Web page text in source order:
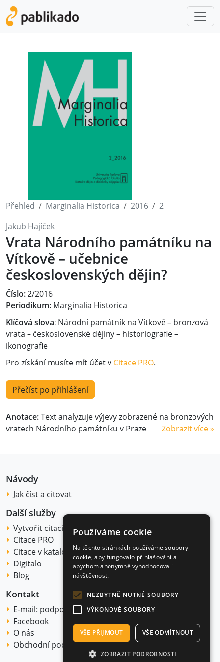
Přehled Marginalia Historica 2016
2
Jakub Hajíček
Vrata Národního památníku na
Vítkově – učebnice
československých dějin?
Číslo:2/2016
Periodikum: Marginalia Historica
Klíčová slova: Národní památník na Vítkově – bronzová
vrata – československé dějiny – historiografie –
ikonografie
Pro získání musíte mít účet v Citace PRO.
Přečíst po přihlášení
Anotace:Text analyzuje výjevy zobrazené na bronzových
vratech Národního památníku v Praze
Zobrazit více »
Návody
Jak číst a citovat
Další služby
Vytvořit citaci
Citace PRO
Citace v katalogu
Digitalo
Blog
Kontakt
E-mail: podpora@citace.com
Facebook
O nás
Obchodní podmínky
Používáme cookie
Na těchto stránkách používáme soubory
cookie, aby fungovalo přihlašování a
abychom anonymně vyhodnocovali
návštěvnost.
NEZBYTNĚ NUTNÉ SOUBORY
VÝKONOVÉ SOUBORY
VŠE PŘIJMOUT VŠE ODMÍTNOUT
ZOBRAZIT PODROBNOSTI